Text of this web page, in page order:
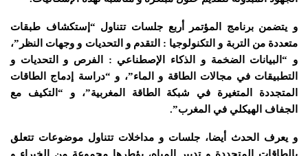
و يتضمن برنامج المؤتمر أربع جلسات تتناول “إستكشاف طبقات
متعددة من التربة و التكنولوجيا : التقدم و التحديات و وجهات النظر”،
و “البيانات الضخمة و الذكاء الإصطناعي : الفرص و التحديات و
التطبيقات في مجالات الطاقة و الماء”، و “دراسة إدماج الطاقات
المتجددة المتغيرة في شبكة الطاقة المغربية”، و “التكيف مع
الجفاف الهيكلي في المغرب”.
و يعرف الحدث أيضا، جلسات و مداخلات تتناول موضوعات تتعلق